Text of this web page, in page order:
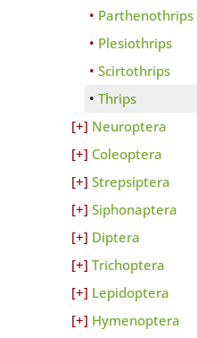
Parthenothrips
Plesiothrips
Scirtothrips
Thrips
Neuroptera
Coleoptera
Strepsiptera
Siphonaptera
Diptera
Trichoptera
Lepidoptera
Hymenoptera